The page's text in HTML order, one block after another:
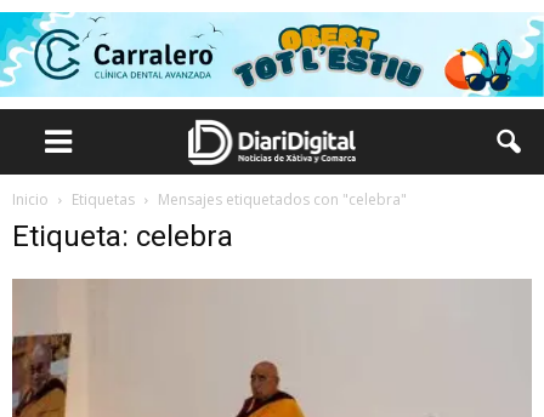
Inicio Etiquetas Mensajes etiquetados con "celebra"
Etiqueta: celebra